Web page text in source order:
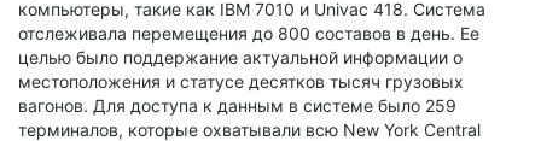
компьютеры, такие как IBM 7010 и Univac 418. Система
отслеживала перемещения до 800 составов в день. Ее
целью было поддержание актуальной информации о
местоположения и статусе десятков тысяч грузовых
вагонов. Для доступа к данным в системе было 259
терминалов, которые охватывали всю New York Central